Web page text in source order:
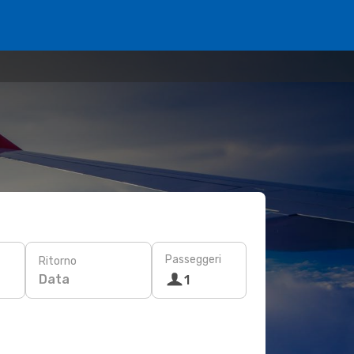
Ritorno
Data
Passeggeri
1